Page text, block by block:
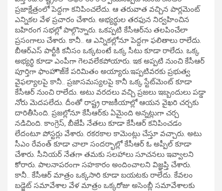
ప్రజాక్షేత్రంలో పెద్దగా కనిపించలేదు. ఆ తరువాత వచ్చిన పార్లమెంట్
ఎన్నికల వేళ ప్రచారం చేశారు. అభ్యర్థుల తరఫున నిర్వహించిన
బహిరంగ సభల్లో పాల్గొన్నారు. ఒకప్పటి కేసీఆర్‌ను తలపించేలా
ప్రసంగాలు చేశారు. కానీ.. ఆ ఎన్నికల్లోనూ పెద్దగా ఫలితాలు రాలేదు.
బీఆర్ఎస్ పార్టీకి కనీసం ఒక్కటంటే ఒక్క సీటు కూడా రాలేదు. ఒక్క
అభ్యర్థి కూడా ఎంపీగా గెలవలేకపోయారు. ఇక అప్పటి నుంచి కేసీఆర్
పూర్తిగా ఫాంహౌజ్‌కే పరిమితం అయ్యారు.ఇప్పటివరకు ప్రభుత్వ
వైఫల్యాలపై కానీ.. ప్రజాసమస్యలపై కానీ ఒక్క స్టేట్‌మెంట్ కూడా
కేసీఆర్ నుంచి రాలేదు. అటు వరదలు వచ్చి ప్రజలు ఇబ్బందులు పడ్డా
నోరు మెదపలేదు. దీంతో రాష్ట్ర రాజకీయాల్లో ఆయన వైఖరి చర్చకు
దారితీసింది. ప్రజల్లోనూ కేసీఆర్‌కు ఏమైంది అన్నట్లుగా చర్చ
నడిచింది. కాంగ్రెస్, బీజేపీ నేతలు కూడా కేసీఆర్ కనిపించడం
లేదంటూ పోస్టర్లు వేశారు. రకరకాల కామెంట్లు చేస్తూ వచ్చారు. అటు
సీఎం రేవంత్ కూడా చాలా సందర్భాల్లో కేసీఆర్ ఓ అప్పీల్ కూడా
చేశారు. సీనియర్ నేతగా తమకు సలహాలు సూచనలు ఇవ్వాలని
కోరారు. పాలనాపరంగా సహకారం అందించాలని విజ్ఞప్తి చేశారు.
కానీ.. కేసీఆర్ మాత్రం ఒక్కసారి కూడా బయటకు రాలేదు. కేవలం
బడ్జెట్ సమావేశాల వేళ మాత్రం ఒక్కరోజు అసెంబ్లీ సమావేశాలకు